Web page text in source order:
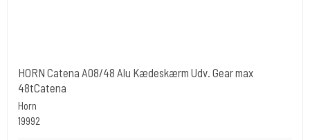
HORN Catena A08/48 Alu Kædeskærm Udv. Gear max
48tCatena
Horn
19992